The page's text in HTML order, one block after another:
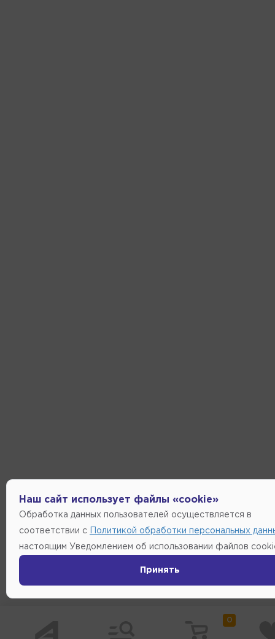
0
Наш сайт использует файлы «cookie»
Обработка данных пользователей осуществляется в
соответствии с Политикой обработки персональных
настоящим Уведомлением об использовании файлов
Принять